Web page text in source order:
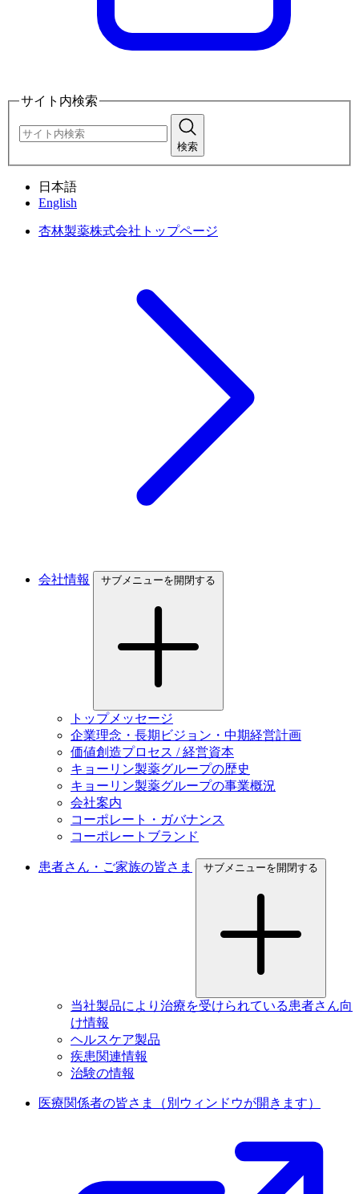
サイト内検索
検索
日本語
English
杏林製薬株式会社トップページ
会社情報 サブメニューを開閉する
トップメッセージ
企業理念・長期ビジョン・中期経営計画
価値創造プロセス / 経営資本
キョーリン製薬グループの歴史
キョーリン製薬グループの事業概況
会社案内
コーポレート・ガバナンス
コーポレートブランド
患者さん・ご家族の皆さま サブメニューを開閉する
当社製品により治療を受けられている患者さん向
け情報
ヘルスケア製品
疾患関連情報
治験の情報
医療関係者の皆さま （別ウィンドウが開きます）